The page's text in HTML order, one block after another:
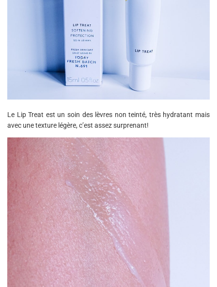
Le Lip Treat est un soin des lèvres non teinté, très hydratant mais
avec une texture légère, c’est assez surprenant!